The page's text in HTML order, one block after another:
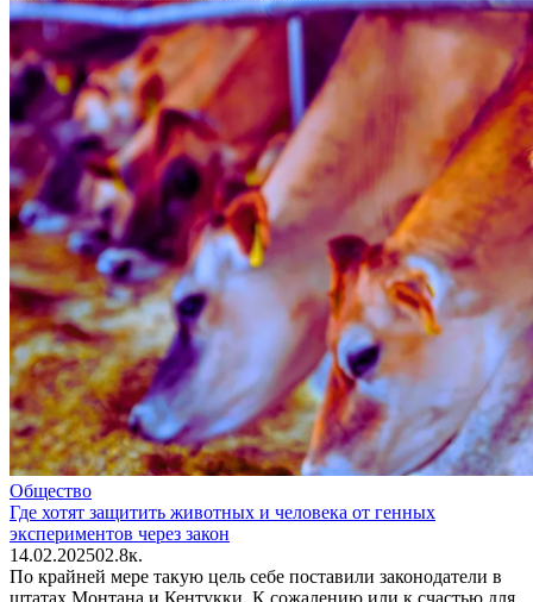
Общество
Где хотят защитить животных и человека от генных
экспериментов через закон
14.02.202502.8к.
По крайней мере такую цель себе поставили законодатели в
штатах Монтана и Кентукки. К сожалению или к счастью для